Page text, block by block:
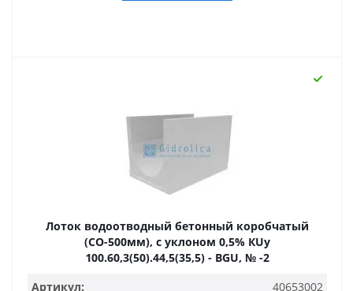
Лоток водоотводный бетонный коробчатый
(СО-500мм), с уклоном 0,5% КUу
100.60,3(50).44,5(35,5) - BGU, № -2
Артикул:
40653002